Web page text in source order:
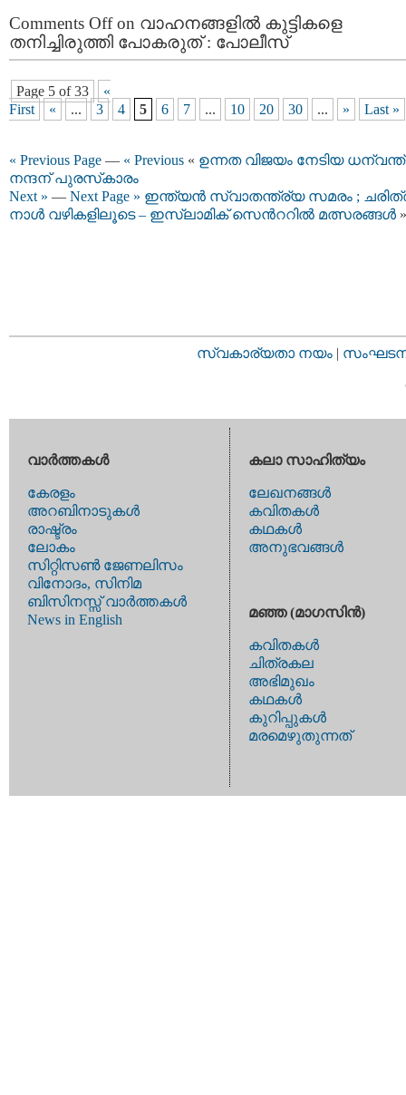
Comments Offon വാഹനങ്ങളിൽ കുട്ടികളെ
തനിച്ചിരുത്തി പോകരുത് : പോലീസ്
Page 5 of 33
«
First
« ... 3 4 5 6 7 ... 10 20 30 ... » Last »
« Previous Page — « Previous « ഉന്നത വിജയം നേടിയ ധന്വന്ത്
നന്ദന് പുരസ്‌കാരം
Next » — Next Page » ഇന്ത്യൻ സ്വാതന്ത്ര്യ സമരം ;
നാൾ വഴികളിലൂടെ – ഇസ്ലാമിക് സെന്‍ററില്‍ മത്സരങ്ങള്‍ »
സ്വകാര്യതാ നയം |
വാര്‍ത്തകള്‍
കേരളം
അറബിനാടുകള്‍
രാഷ്ട്രം
ലോകം
സിറ്റിസണ്‍ ജേണലിസം
വിനോദം, സിനിമ
ബിസിനസ്സ് വാര്‍ത്തകള്‍
News in English
കലാ സാഹിത്യം
ലേഖനങ്ങള്‍
കവിതകള്‍
കഥകള്‍
അനുഭവങ്ങള്‍
മഞ്ഞ (മാഗസിന്‍)
കവിതകള്‍
ചിത്രകല
അഭിമുഖം
കഥകള്‍
കുറിപ്പുകള്‍
മരമെഴുതുന്നത്